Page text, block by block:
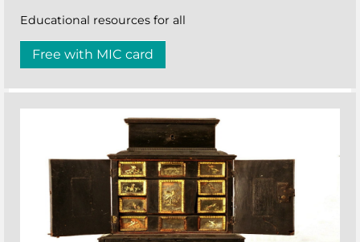
Educational resources for all
Free with MIC card